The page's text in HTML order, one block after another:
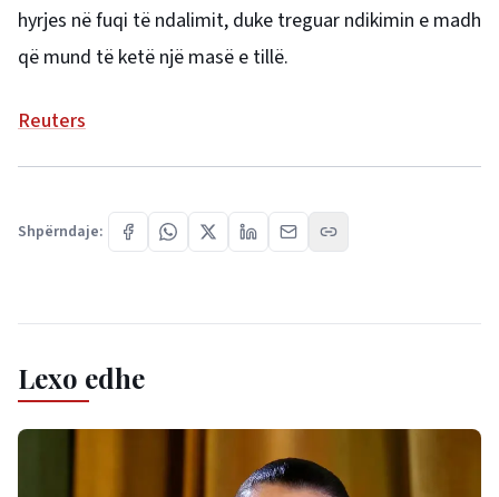
hyrjes në fuqi të ndalimit, duke treguar ndikimin e madh
që mund të ketë një masë e tillë.
Reuters
Shpërndaje:
Lexo edhe